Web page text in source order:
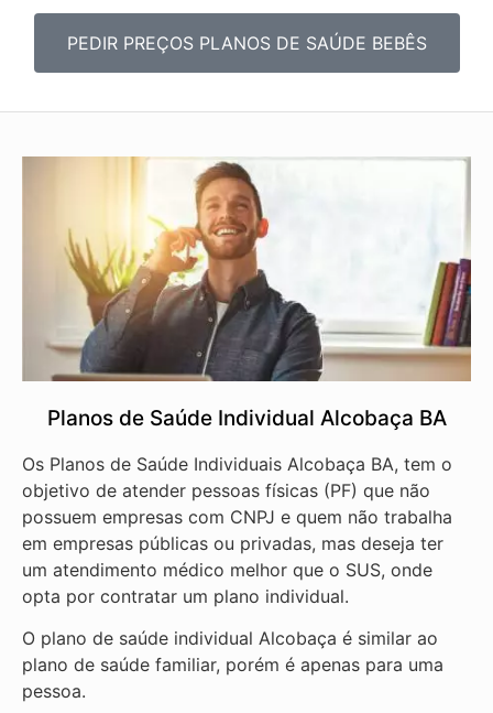
PEDIR PREÇOS PLANOS DE SAÚDE BEBÊS
Planos de Saúde Individual Alcobaça BA
Os Planos de Saúde Individuais Alcobaça BA, tem o
objetivo de atender pessoas físicas (PF) que não
possuem empresas com CNPJ e quem não trabalha
em empresas públicas ou privadas, mas deseja ter
um atendimento médico melhor que o SUS, onde
opta por contratar um plano individual.
O plano de saúde individual Alcobaça é similar ao
plano de saúde familiar, porém é apenas para uma
pessoa.